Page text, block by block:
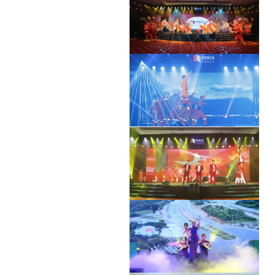
HOẠT ĐỘNG HỖ TRỢ ĐỘI XE CHỐNG
DỊCH
HOẠT ĐỘNG HỖ TRỢ ĐỘI XE CHỐNG
DỊCH
HOẠT ĐỘNG HỖ TRỢ ĐỘI XE CHỐNG
DỊCH
HOẠT ĐỘNG HỖ TRỢ ĐỘI XE CHỐNG
DỊCH